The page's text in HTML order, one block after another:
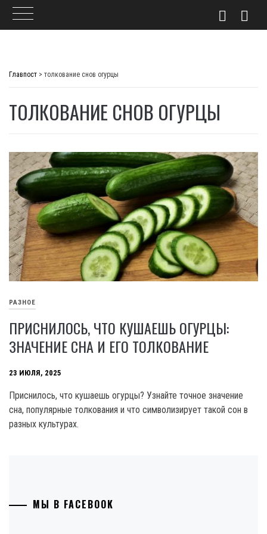
Главпост > толкование снов огурцы
ТОЛКОВАНИЕ СНОВ ОГУРЦЫ
РАЗНОЕ
ПРИСНИЛОСЬ, ЧТО КУШАЕШЬ ОГУРЦЫ:
ЗНАЧЕНИЕ СНА И ЕГО ТОЛКОВАНИЕ
23 ИЮЛЯ, 2025
Приснилось, что кушаешь огурцы? Узнайте точное значение
сна, популярные толкования и что символизирует такой сон в
разных культурах.
МЫ В FACEBOOK